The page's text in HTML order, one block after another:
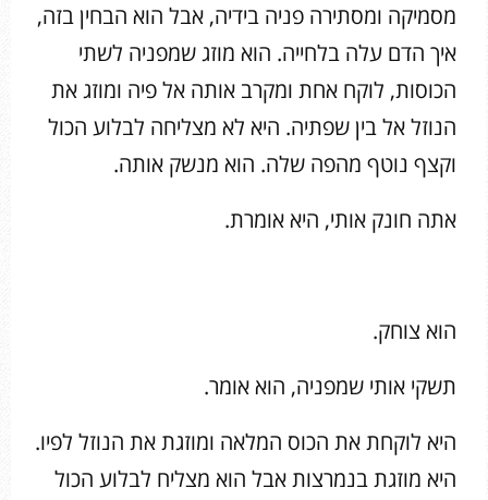
מסמיקה ומסתירה פניה בידיה, אבל הוא הבחין בזה,
איך הדם עלה בלחייה. הוא מוזג שמפניה לשתי
הכוסות, לוקח אחת ומקרב אותה אל פיה ומוזג את
הנוזל אל בין שפתיה. היא לא מצליחה לבלוע הכול
וקצף נוטף מהפה שלה. הוא מנשק אותה.
אתה חונק אותי, היא אומרת.
הוא צוחק.
תשקי אותי שמפניה, הוא אומר.
היא לוקחת את הכוס המלאה ומוזגת את הנוזל לפיו.
היא מוזגת בנמרצות אבל הוא מצליח לבלוע הכול